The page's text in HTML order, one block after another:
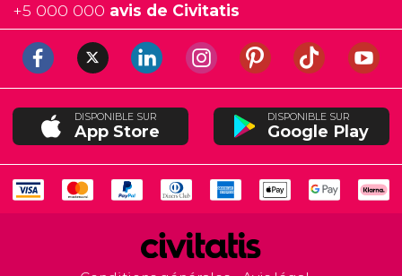
+5 000 000 avis de Civitatis
DISPONIBLE SUR
App Store
DISPONIBLE SUR
Google Play